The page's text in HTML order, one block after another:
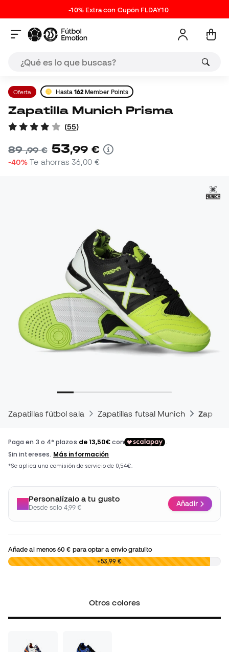
-10% Extra con Cupón FLDAY10
Oferta Hasta 162 Member Points
Zapatilla Munich Prisma
(55)
89,99 € 53,99 €
-40% Te ahorras36,00 €
Zapatillas fútbol sala Zapatillas futsal Munich
Personalízalo a tu gusto
Desde solo 4,99 € Añadir
Añade al menos60 € para optar a envío gratuito
0,00 € +53,99 €
Otros colores